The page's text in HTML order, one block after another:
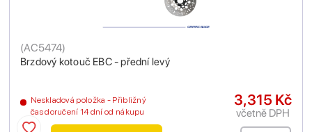
Brzdový kotouč EBC - přední levý
(AC5474)
Neskladová položka - Přibližný
čas doručení 14 dní od nákupu
3,315 Kč
včetně DPH